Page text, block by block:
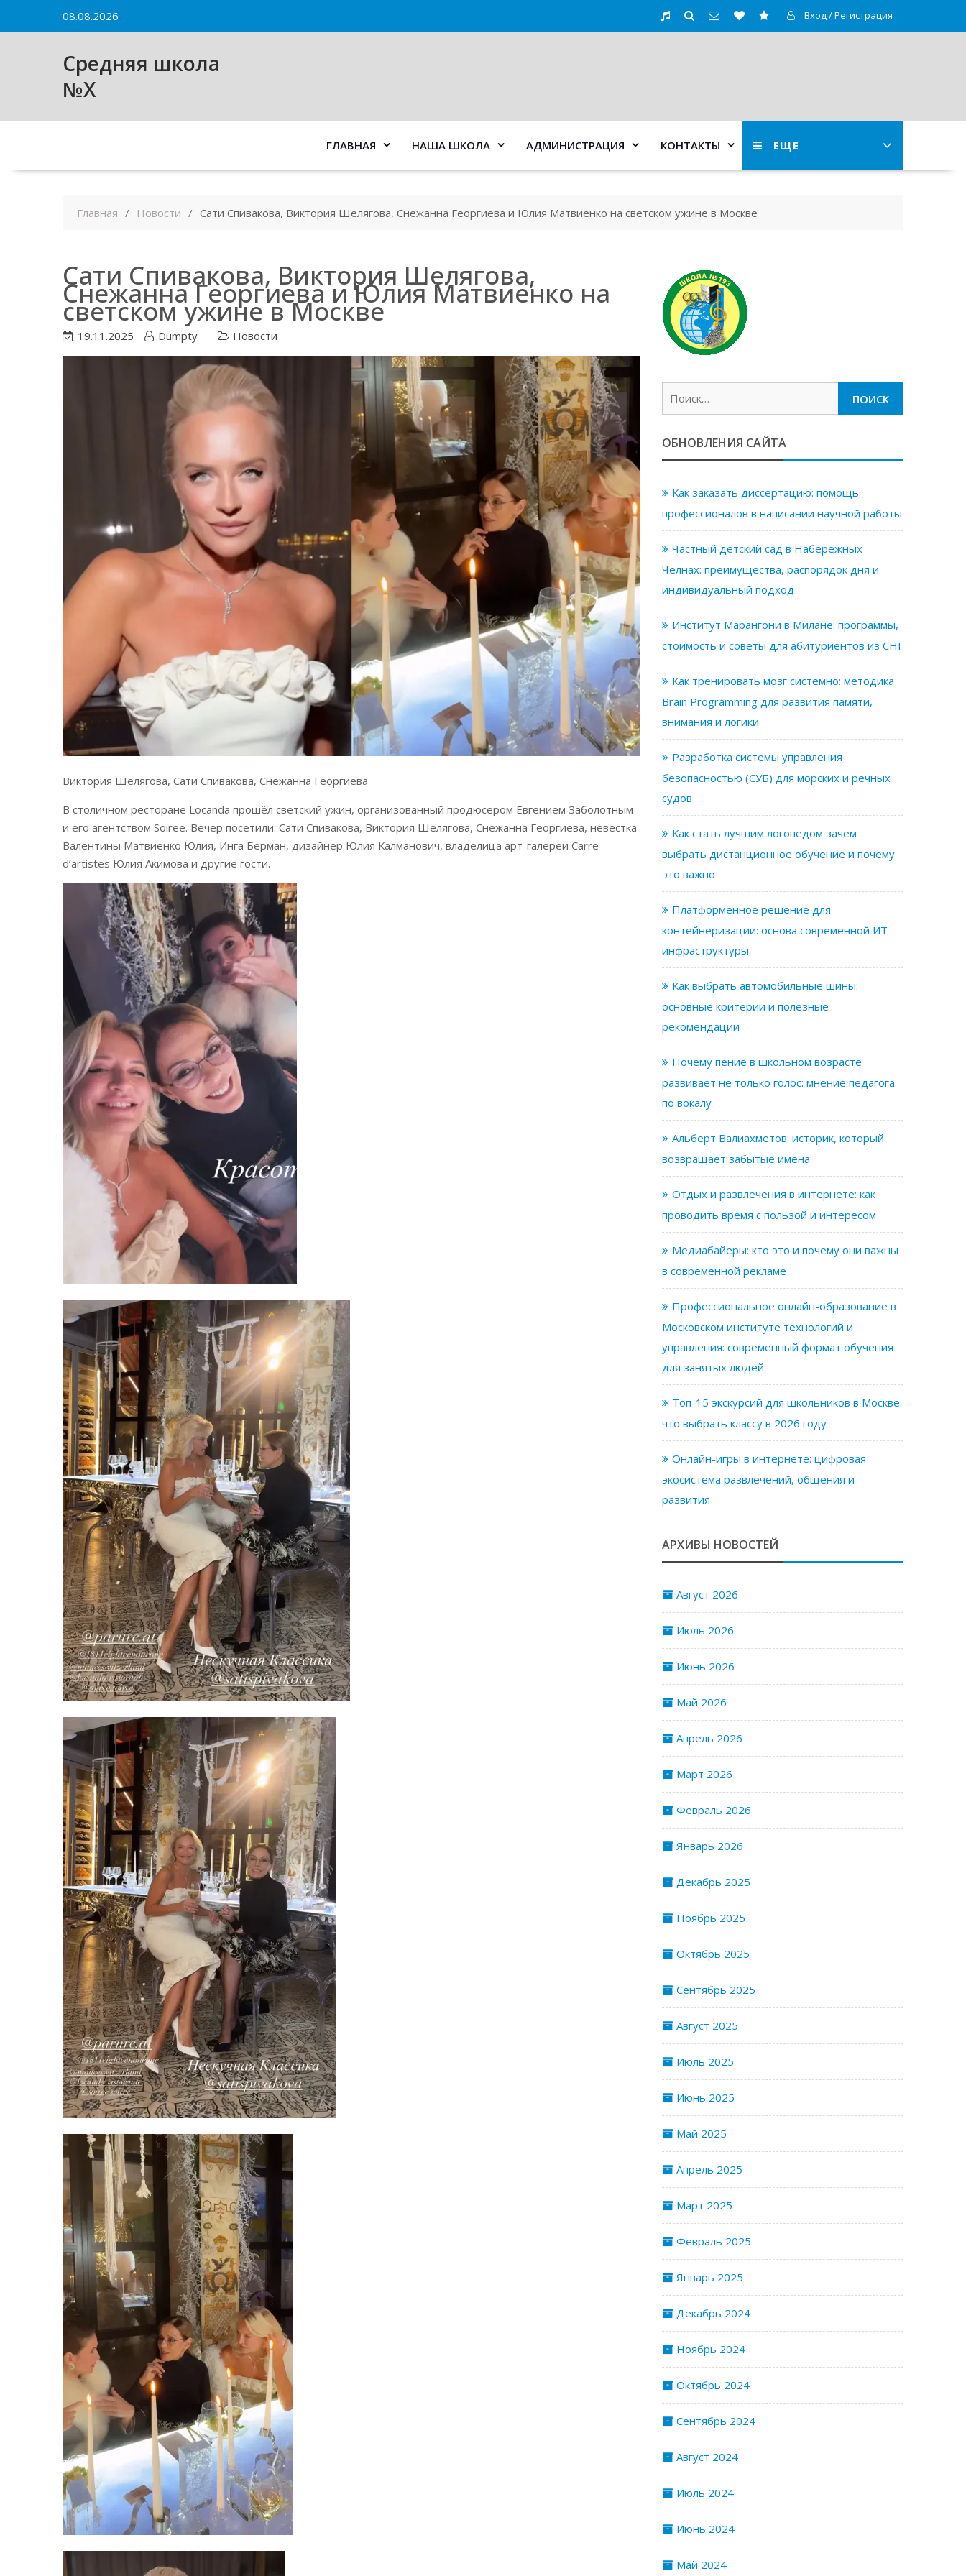
08.08.2026 Вход / Регистрация
Средняя школа
№X
ЕЩЕ
ГЛАВНАЯ НАША ШКОЛА АДМИНИСТРАЦИЯ КОНТАКТЫ
Главная Новости Сати Спивакова, Виктория Шелягова, Снежанна Георгиева и Юлия Матвиенко на светском ужине в Москве
Сати Спивакова, Виктория Шелягова,
Снежанна Георгиева и Юлия Матвиенко на
светском ужине в Москве
19.11.2025 Dumpty Новости
Виктория Шелягова, Сати Спивакова, Снежанна Георгиева
В столичном ресторане Locanda прошёл светский ужин, организованный продюсером Евгением Заболотным
и его агентством Soiree. Вечер посетили: Сати Спивакова, Виктория Шелягова, Снежанна Георгиева, невестка
Валентины Матвиенко Юлия, Инга Берман, дизайнер Юлия Калманович, владелица арт-галереи Carre
d’artistes Юлия Акимова и другие гости.
ОБНОВЛЕНИЯ САЙТА
Как заказать диссертацию: помощь
профессионалов в написании научной работы
Частный детский сад в Набережных
Челнах: преимущества, распорядок дня и
индивидуальный подход
Институт Марангони в Милане: программы,
стоимость и советы для абитуриентов из СНГ
Как тренировать мозг системно: методика
Brain Programming для развития памяти,
внимания и логики
Разработка системы управления
безопасностью (СУБ) для морских и речных
судов
Как стать лучшим логопедом зачем
выбрать дистанционное обучение и почему
это важно
Платформенное решение для
контейнеризации: основа современной ИТ-
инфраструктуры
Как выбрать автомобильные шины:
основные критерии и полезные
рекомендации
Почему пение в школьном возрасте
развивает не только голос: мнение педагога
по вокалу
Альберт Валиахметов: историк, который
возвращает забытые имена
Отдых и развлечения в интернете: как
проводить время с пользой и интересом
Медиабайеры: кто это и почему они важны
в современной рекламе
Профессиональное онлайн-образование в
Московском институте технологий и
управления: современный формат обучения
для занятых людей
Топ-15 экскурсий для школьников в Москве:
что выбрать классу в 2026 году
Онлайн-игры в интернете: цифровая
экосистема развлечений, общения и
развития
АРХИВЫ НОВОСТЕЙ
Август 2026
Июль 2026
Июнь 2026
Май 2026
Апрель 2026
Март 2026
Февраль 2026
Январь 2026
Декабрь 2025
Ноябрь 2025
Октябрь 2025
Сентябрь 2025
Август 2025
Июль 2025
Июнь 2025
Май 2025
Апрель 2025
Март 2025
Февраль 2025
Январь 2025
Декабрь 2024
Ноябрь 2024
Октябрь 2024
Сентябрь 2024
Август 2024
Июль 2024
Июнь 2024
Май 2024